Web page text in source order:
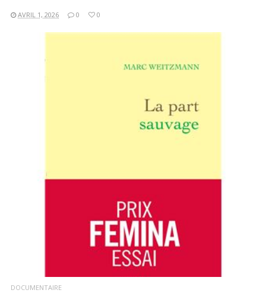
AVRIL 1, 2026 0 0
DOCUMENTAIRE